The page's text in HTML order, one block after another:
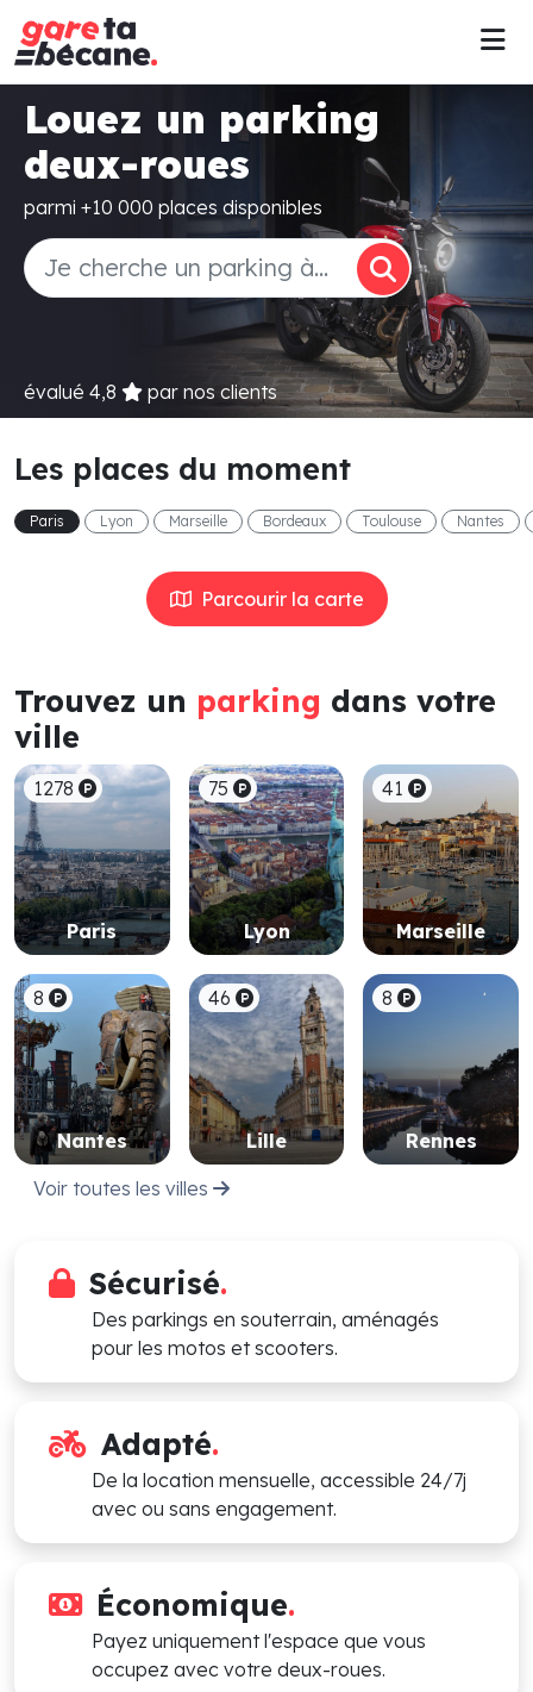
Louez un parking
deux-roues
parmi +10 000 places disponibles
évalué 4,8 par nos clients
Les places du moment
Paris Lyon Marseille Bordeaux Toulouse Nantes
Parcourir la carte
Trouvez un parking dans votre
ville
1278
Paris
75
Lyon
41
Marseille
8
Nantes
46
Lille
8
Rennes
Voir toutes les villes
Sécurisé.
Des parkings en souterrain, aménagés
pour les motos et scooters.
Adapté.
De la location mensuelle, accessible 24/7j
avec ou sans engagement.
Économique.
Payez uniquement l'espace que vous
occupez avec votre deux-roues.